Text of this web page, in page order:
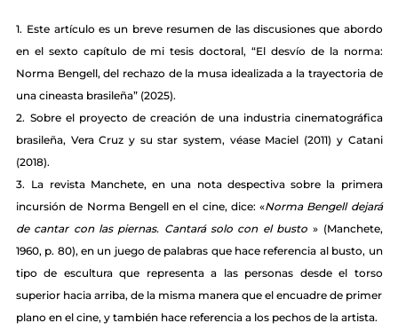
1. Este artículo es un breve resumen de las discusiones que abordo
en el sexto capítulo de mi tesis doctoral, “El desvío de la norma:
Norma Bengell, del rechazo de la musa idealizada a la trayectoria de
una cineasta brasileña” (2025).
2. Sobre el proyecto de creación de una industria cinematográfica
brasileña, Vera Cruz y su star system, véase Maciel (2011) y Catani
(2018).
3. La revista Manchete, en una nota despectiva sobre la primera
incursión de Norma Bengell en el cine, dice: «Norma Bengell dejará
de cantar con las piernas. Cantará solo con el busto » (Manchete,
1960, p. 80), en un juego de palabras que hace referencia al busto, un
tipo de escultura que representa a las personas desde el torso
superior hacia arriba, de la misma manera que el encuadre de primer
plano en el cine, y también hace referencia a los pechos de la artista.